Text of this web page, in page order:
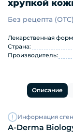
хрупкой
A-Derma
Без рецепта (OTC)
Лекарственная
Страна:
Производитель:
Описание
Информация
A-Derma